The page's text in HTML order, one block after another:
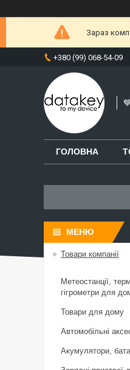
Зараз
+380 (99) 068-54-09
ГОЛОВНА
Товари компанії
Метеостанції,
гігрометри для
Товари для дому
Автомобільні
Акумулятори,